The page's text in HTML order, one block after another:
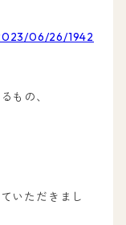
06/26/1942
もの、
いただきまし